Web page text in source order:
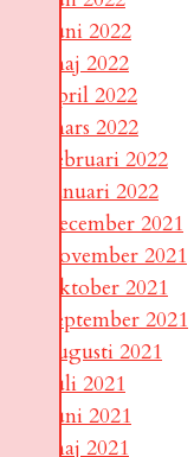
juni 2022
maj 2022
april 2022
mars 2022
februari 2022
januari 2022
december 2021
november 2021
oktober 2021
september 2021
augusti 2021
juli 2021
juni 2021
maj 2021